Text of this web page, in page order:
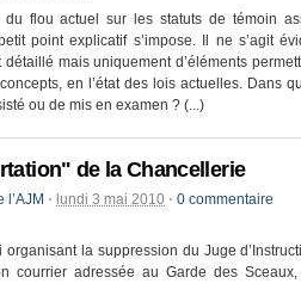
du flou actuel sur les statuts de témoin
point explicatif s’impose. Il ne s’agit
détaillé mais uniquement d’éléments
en l’état des lois actuelles. Dans
ou de mis en examen ? (...)
de la Chancellerie
l’AJM ⋅ lundi 3 mai 2010 ⋅ 0 commentaire
la suppression du Juge
courrier adressée au Garde des